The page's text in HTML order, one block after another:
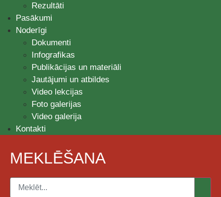
Rezultāti
Pasākumi
Noderīgi
Dokumenti
Infografikas
Publikācijas un materiāli
Jautājumi un atbildes
Video lekcijas
Foto galerijas
Video galerija
Kontakti
MEKLĒŠANA